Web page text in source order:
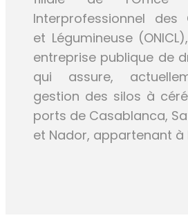
Interprofessionnel des
et Légumineuse
entreprise publique de
qui assure,
gestion des silos à
ports de Casablanca,
et Nador, appartenant à